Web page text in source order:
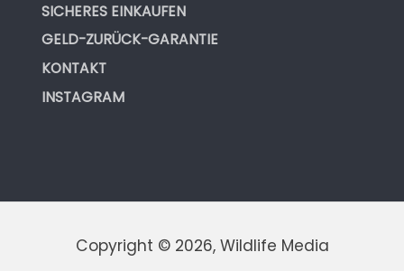
SICHERES EINKAUFEN
GELD-ZURÜCK-GARANTIE
KONTAKT
INSTAGRAM
Copyright © 2026, Wildlife Media